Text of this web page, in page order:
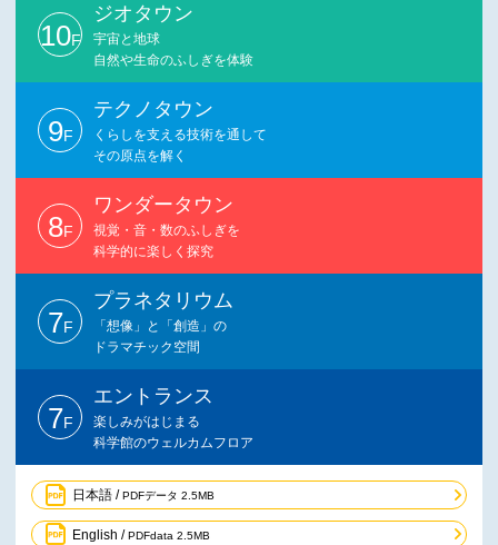
10F
ジオタウン
宇宙と地球
自然や生命のふしぎを体験
9F
テクノタウン
くらしを支える技術を通して
その原点を解く
8F
ワンダータウン
視覚・音・数のふしぎを
科学的に楽しく探究
7F
プラネタリウム
「想像」と「創造」の
ドラマチック空間
7F
エントランス
楽しみがはじまる
科学館のウェルカムフロア
日本語 /PDFデータ 2.5MB
English /PDFdata 2.5MB